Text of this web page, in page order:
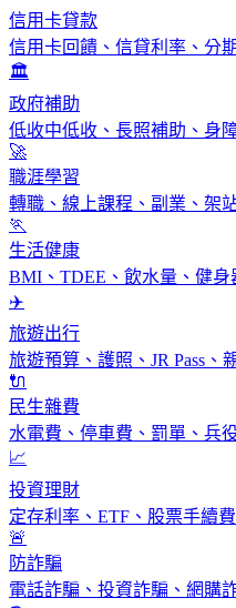
信用卡貸款
信用卡回饋、信貸利率、分
🏛️
政府補助
低收中低收、長照補助、身
🚀
職涯學習
轉職、線上課程、副業、架
🏃
生活健康
BMI、TDEE、飲水量、健身
✈️
旅遊出行
旅遊預算、護照、JR Pass、
🔌
民生雜費
水電費、停車費、罰單、兵
📈
投資理財
定存利率、ETF、股票手續
🚨
防詐騙
電話詐騙、投資詐騙、網購